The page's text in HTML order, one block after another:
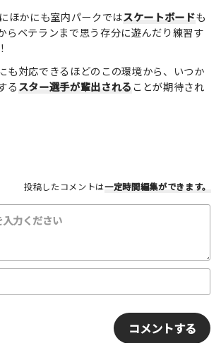
よかった！ ふつう
いまいち
初心者向け
ファミリー向け
い
セクション少ない
にほかにも室内パークではスケートボードも
らベテランまで思う存分に遊んだり練習す
も対応できるほどのこの環境から、いつか
るスター選手が輩出されることが期待され
投稿したコメントは一定時間編集ができます。
N
*